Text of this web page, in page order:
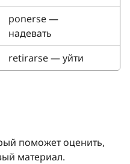
ponerse —
надевать
retirarse — уйти
поможет оценить,
материал.